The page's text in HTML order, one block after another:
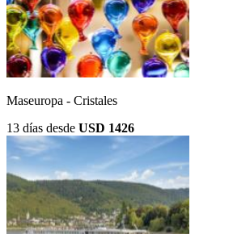
Maseuropa - Cristales
13 días desde USD 1426